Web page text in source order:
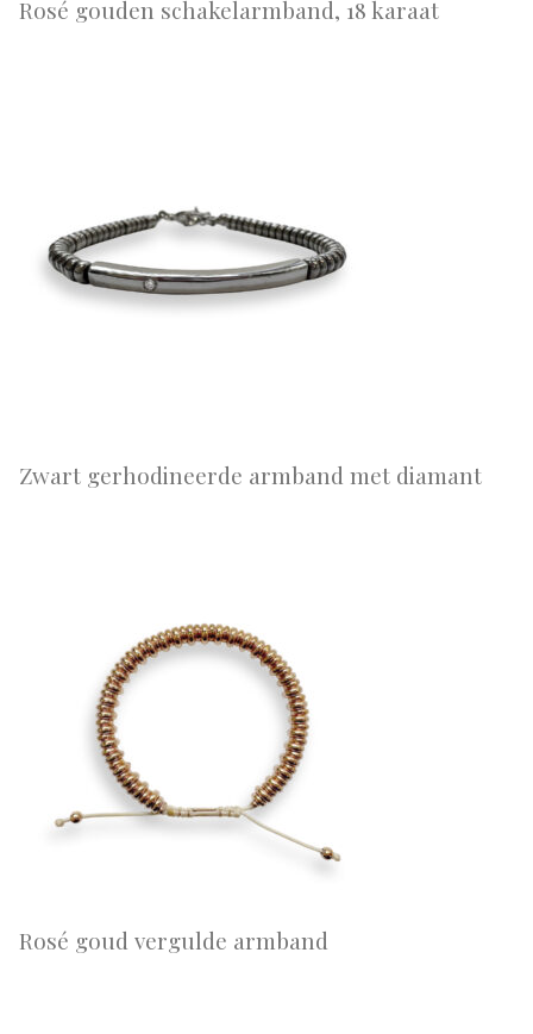
Rosé gouden schakelarmband, 18 karaat
Zwart gerhodineerde armband met diamant
Rosé goud vergulde armband